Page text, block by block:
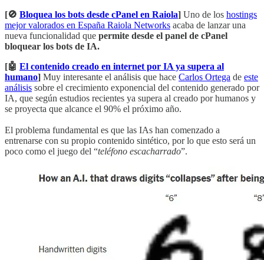
[🚫 Bloquea los bots desde cPanel en Raiola] Uno de los hostings
mejor valorados en España Raiola Networks acaba de lanzar una
nueva funcionalidad que permite desde el panel de cPanel
bloquear los bots de IA.
[🤖 El contenido creado en internet por IA ya supera al
humano] Muy interesante el análisis que hace Carlos Ortega de este
análisis sobre el crecimiento exponencial del contenido generado por
IA, que según estudios recientes ya supera al creado por humanos y
se proyecta que alcance el 90% el próximo año.
El problema fundamental es que las IAs han comenzado a
entrenarse con su propio contenido sintético, por lo que esto será un
poco como el juego del “teléfono escacharrado”.